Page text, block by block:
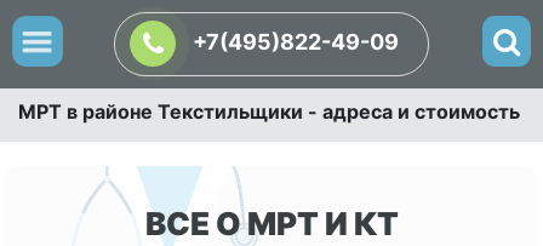
+7(495)822-49-09
МРТ в районе Текстильщики - адреса и стоимость
ВСЕ О МРТ И КТ